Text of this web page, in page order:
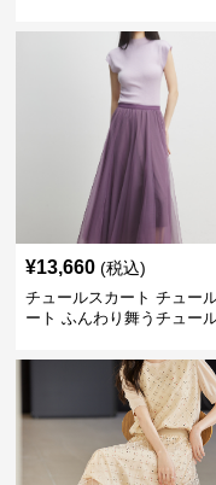
¥13,660 (税込)
チュールスカート チュー
ート ふんわり舞うチュー